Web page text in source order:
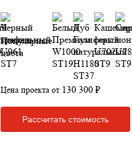
Популярные
цвета
Цена проекта от 130 300 ₽
Рассчитать стоимость